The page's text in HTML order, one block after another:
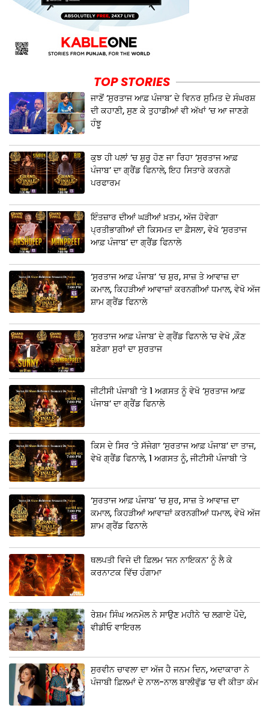
TOP STORIES
ਜਾਣੋਂ ‘ਸੁਰਤਾਜ ਆਫ਼ ਪੰਜਾਬ’ ਦੇ ਵਿਨਰ ਸੁਮਿਤ ਦੇ ਸੰਘਰਸ਼
ਦੀ ਕਹਾਣੀ, ਸੁਣ ਕੇ ਤੁਹਾਡੀਆਂ ਵੀ ਅੱਖਾਂ ‘ਚ ਆ ਜਾਣਗੇ
ਹੰਝੂ
ਕੁਝ ਹੀ ਪਲਾਂ ‘ਚ ਸ਼ੁਰੂ ਹੋਣ ਜਾ ਰਿਹਾ ‘ਸੁਰਤਾਜ ਆਫ਼
ਪੰਜਾਬ’ ਦਾ ਗ੍ਰੈਂਡ ਫਿਨਾਲੇ, ਇਹ ਸਿਤਾਰੇ ਕਰਨਗੇ
ਪਰਫਾਰਮ
ਇੰਤਜ਼ਾਰ ਦੀਆਂ ਘੜੀਆਂ ਖ਼ਤਮ, ਅੱਜ ਹੋਵੇਗਾ
ਪ੍ਰਤੀਭਾਗੀਆਂ ਦੀ ਕਿਸਮਤ ਦਾ ਫ਼ੈਸਲਾ, ਵੇਖੋ ‘ਸੁਰਤਾਜ
ਆਫ਼ ਪੰਜਾਬ’ ਦਾ ਗ੍ਰੈਂਡ ਫਿਨਾਲੇ
‘ਸੁਰਤਾਜ ਆਫ਼ ਪੰਜਾਬ’ ‘ਚ ਸ਼ੁਰ, ਸਾਜ਼ ਤੇ ਆਵਾਜ਼ ਦਾ
ਕਮਾਲ, ਕਿਹੜੀਆਂ ਆਵਾਜ਼ਾਂ ਕਰਨਗੀਆਂ ਧਮਾਲ, ਵੇਖੋ ਅੱਜ
ਸ਼ਾਮ ਗ੍ਰੈਂਡ ਫਿਨਾਲੇ
‘ਸੁਰਤਾਜ ਆਫ਼ ਪੰਜਾਬ’ ਦੇ ਗ੍ਰੈਂਡ ਫਿਨਾਲੇ ‘ਚ ਵੇਖੋ ,ਕੌਣ
ਬਣੇਗਾ ਸੁਰਾਂ ਦਾ ਸੁਰਤਾਜ
ਜੀਟੀਸੀ ਪੰਜਾਬੀ ‘ਤੇ 1 ਅਗਸਤ ਨੂੰ ਵੇਖੋ ‘ਸੁਰਤਾਜ ਆਫ਼
ਪੰਜਾਬ’ ਦਾ ਗ੍ਰੈਂਡ ਫਿਨਾਲੇ
ਕਿਸ ਦੇ ਸਿਰ ‘ਤੇ ਸੱਜੇਗਾ ‘ਸੁਰਤਾਜ ਆਫ਼ ਪੰਜਾਬ’ ਦਾ ਤਾਜ,
ਵੇਖੋ ਗ੍ਰੈਂਡ ਫਿਨਾਲੇ, 1 ਅਗਸਤ ਨੂੰ, ਜੀਟੀਸੀ ਪੰਜਾਬੀ ‘ਤੇ
‘ਸੁਰਤਾਜ ਆਫ਼ ਪੰਜਾਬ’ ‘ਚ ਸ਼ੁਰ, ਸਾਜ਼ ਤੇ ਆਵਾਜ਼ ਦਾ
ਕਮਾਲ, ਕਿਹੜੀਆਂ ਆਵਾਜ਼ਾਂ ਕਰਨਗੀਆਂ ਧਮਾਲ, ਵੇਖੋ ਅੱਜ
ਸ਼ਾਮ ਗ੍ਰੈਂਡ ਫਿਨਾਲੇ
ਥਲਪਤੀ ਵਿਜੇ ਦੀ ਫ਼ਿਲਮ ‘ਜਨ ਨਾਇਕਨ’ ਨੂੰ ਲੈ ਕੇ
ਕਰਨਾਟਕ ਵਿੱਚ ਹੰਗਾਮਾ
ਰੇਸ਼ਮ ਸਿੰਘ ਅਨਮੋਲ ਨੇ ਸਾਉਣ ਮਹੀਨੇ ‘ਚ ਲਗਾਏ ਪੌਦੇ,
ਵੀਡੀਓ ਵਾਇਰਲ
ਸੁਰਵੀਨ ਚਾਵਲਾ ਦਾ ਅੱਜ ਹੈ ਜਨਮ ਦਿਨ, ਅਦਾਕਾਰਾ ਨੇ
ਪੰਜਾਬੀ ਫ਼ਿਲਮਾਂ ਦੇ ਨਾਲ-ਨਾਲ ਬਾਲੀਵੁੱਡ ‘ਚ ਵੀ ਕੀਤਾ ਕੰਮ